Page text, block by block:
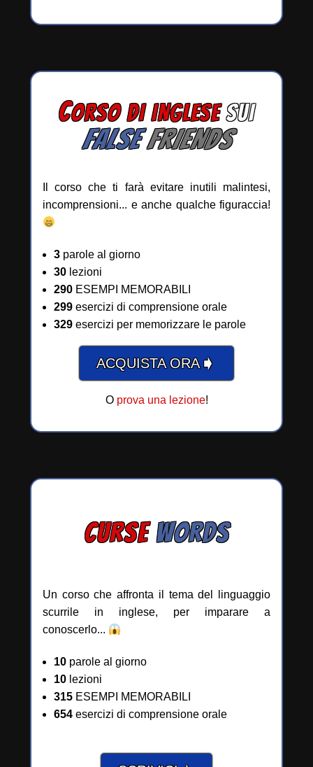
CORSO DI INGLESESUI
FALSEFRIENDS
Il corso che ti farà evitare inutili malintesi,
incomprensioni... e anche qualche figuraccia!
3 parole al giorno
30 lezioni
290 ESEMPI MEMORABILI
299 esercizi di comprensione orale
329 esercizi per memorizzare le parole
ACQUISTA ORA➧
O prova una lezione!
CURSE WORDS
Un corso che affronta il tema del linguaggio
scurrile in inglese, per imparare a
conoscerlo...
10 parole al giorno
10 lezioni
315 ESEMPI MEMORABILI
654 esercizi di comprensione orale